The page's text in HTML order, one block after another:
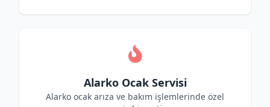
Alarko Ocak Servisi
Alarko ocak arıza ve bakım işlemlerinde özel